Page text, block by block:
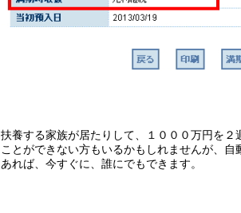
扶養する家族が居たりして、１０００万円を２
ことができない方もいるかもしれませんが、自
あれば、今すぐに、誰にでもできます。